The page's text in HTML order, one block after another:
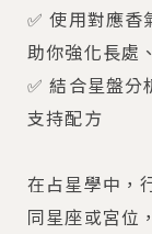
✅ 使用對應香
助你強化長處
✅ 結合星盤分
支持配方
在占星學中，
同星座或宮位